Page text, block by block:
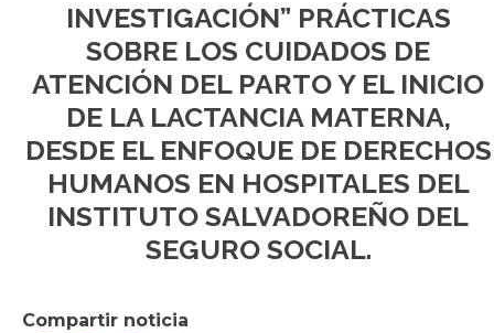
INVESTIGACIÓN” PRÁCTICAS
SOBRE LOS CUIDADOS DE
ATENCIÓN DEL PARTO Y EL INICIO
DE LA LACTANCIA MATERNA,
DESDE EL ENFOQUE DE DERECHOS
HUMANOS EN HOSPITALES DEL
INSTITUTO SALVADOREÑO DEL
SEGURO SOCIAL.
Compartir noticia